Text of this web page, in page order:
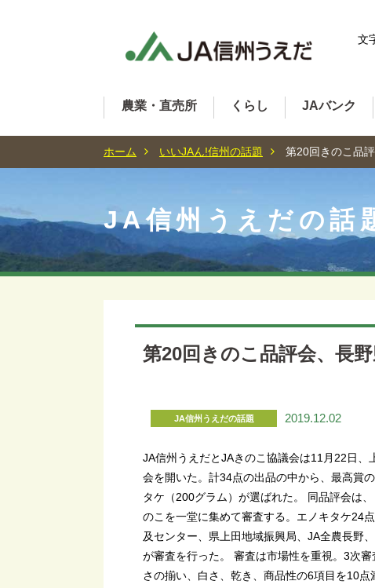
文
農業・直売所 くらし JAバンク
ホーム いいJAん!信州の話題 第20回きのこ品
JA信州うえだの話
第20回きのこ品評会、長
JA信州うえだの話題 2019.12.02
JA信州うえだとJAきのこ協議会は11月22日
会を開いた。計34点の出品の中から、最高賞
タケ（200グラム）が選ばれた。 同品評会は
のこを一堂に集めて審査する。エノキタケ24
及センター、県上田地域振興局、JA全農長野
が審査を行った。 審査は市場性を重視。3次
さの揃い、白さ、乾き、商品性の6項目を10